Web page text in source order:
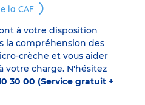
la CAF
à votre disposition
la compréhension des
crèche et vous aider
votre charge. N'hésitez
30 00 (Service gratuit +